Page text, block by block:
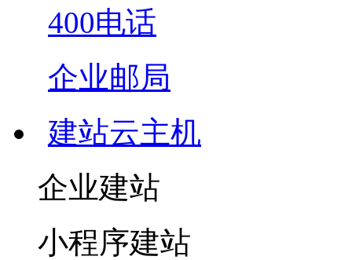
400电话
企业邮局
建站云主机
企业建站
小程序建站